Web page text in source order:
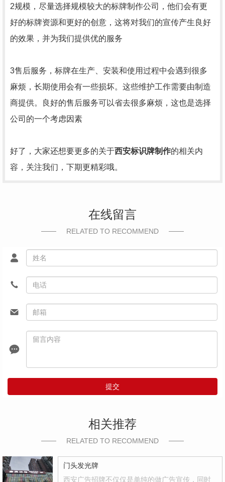
2规模，尽量选择规模较大的标牌制作公司，他们会有更
好的标牌资源和更好的创意，这将对我们的宣传产生良好
的效果，并为我们提供优的服务
3售后服务，标牌在生产、安装和使用过程中会遇到很多
麻烦，长期使用会有一些损坏。这些维护工作需要由制造
商提供。良好的售后服务可以省去很多麻烦，这也是选择
公司的一个考虑因素
好了，大家还想要更多的关于西安标识牌制作的相关内
容，关注我们，下期更精彩哦。
在线留言
RELATED TO RECOMMEND
提交
相关推荐
RELATED TO RECOMMEND
门头发光牌
西安广告招牌不仅仅是单纯的做广告宣传，同时